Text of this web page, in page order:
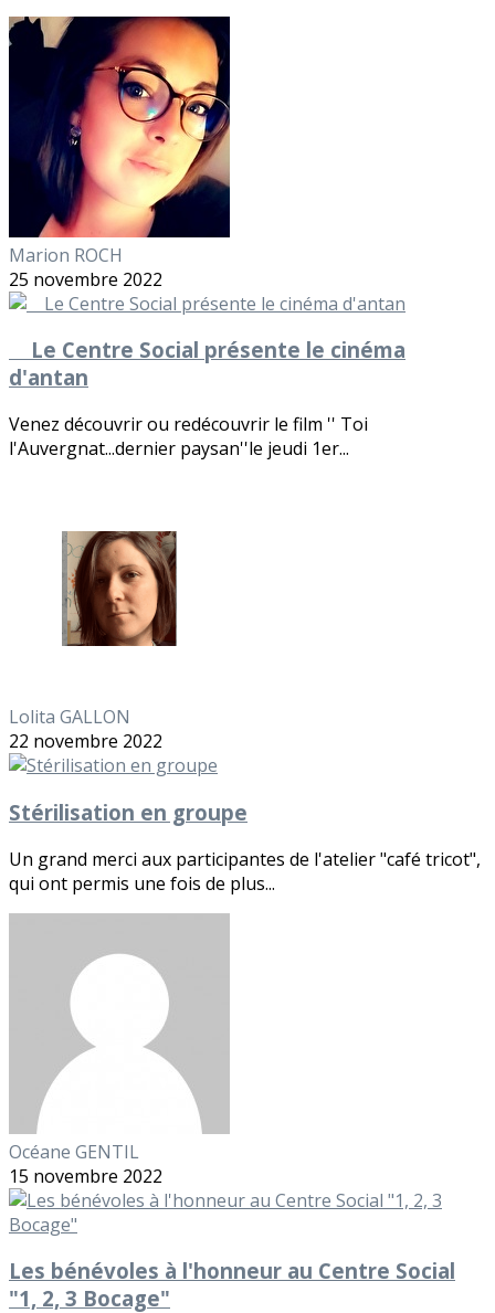
Marion ROCH
25 novembre 2022
Le Centre Social présente le cinéma
d'antan
Venez découvrir ou redécouvrir le film '' Toi
l'Auvergnat...dernier paysan''le jeudi 1er...
Lolita GALLON
22 novembre 2022
Stérilisation en groupe
Un grand merci aux participantes de l'atelier "café tricot",
qui ont permis une fois de plus...
Océane GENTIL
15 novembre 2022
Les bénévoles à l'honneur au Centre Social
"1, 2, 3 Bocage"